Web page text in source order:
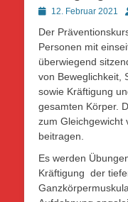
Posted12. Februar 2021
Der
Personen mit
überwiegend
von Beweglichkeit,
sowie Kräftigung
gesamten Körper.
zum Gleichgewicht
beitragen.
Es werden
Kräftigung der